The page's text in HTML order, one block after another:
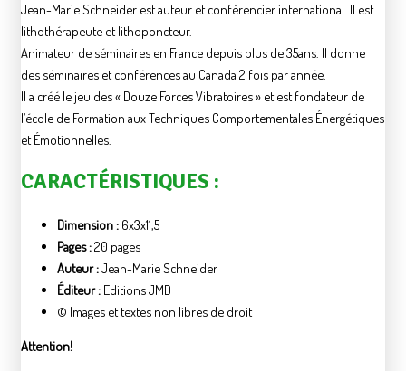
Jean-Marie Schneider est auteur et conférencier international. Il est
lithothérapeute et lithoponcteur.
Animateur de séminaires en France depuis plus de 35ans. Il donne
des séminaires et conférences au Canada 2 fois par année.
Il a créé le jeu des « Douze Forces Vibratoires » et est fondateur de
l’école de Formation aux Techniques Comportementales Énergétiques
et Émotionnelles.
CARACTÉRISTIQUES :
Dimension : 6x3x11,5
Pages :20 pages
Auteur :Jean-Marie Schneider
Éditeur : Editions JMD
© Images et textes non libres de droit
Attention!